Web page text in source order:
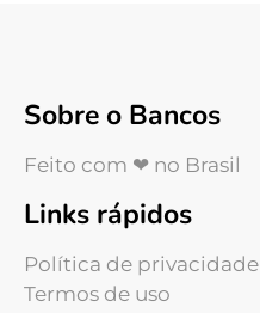
Sobre o Bancos
Feito com ❤ no Brasil
Links rápidos
Política de privacidade
Termos de uso